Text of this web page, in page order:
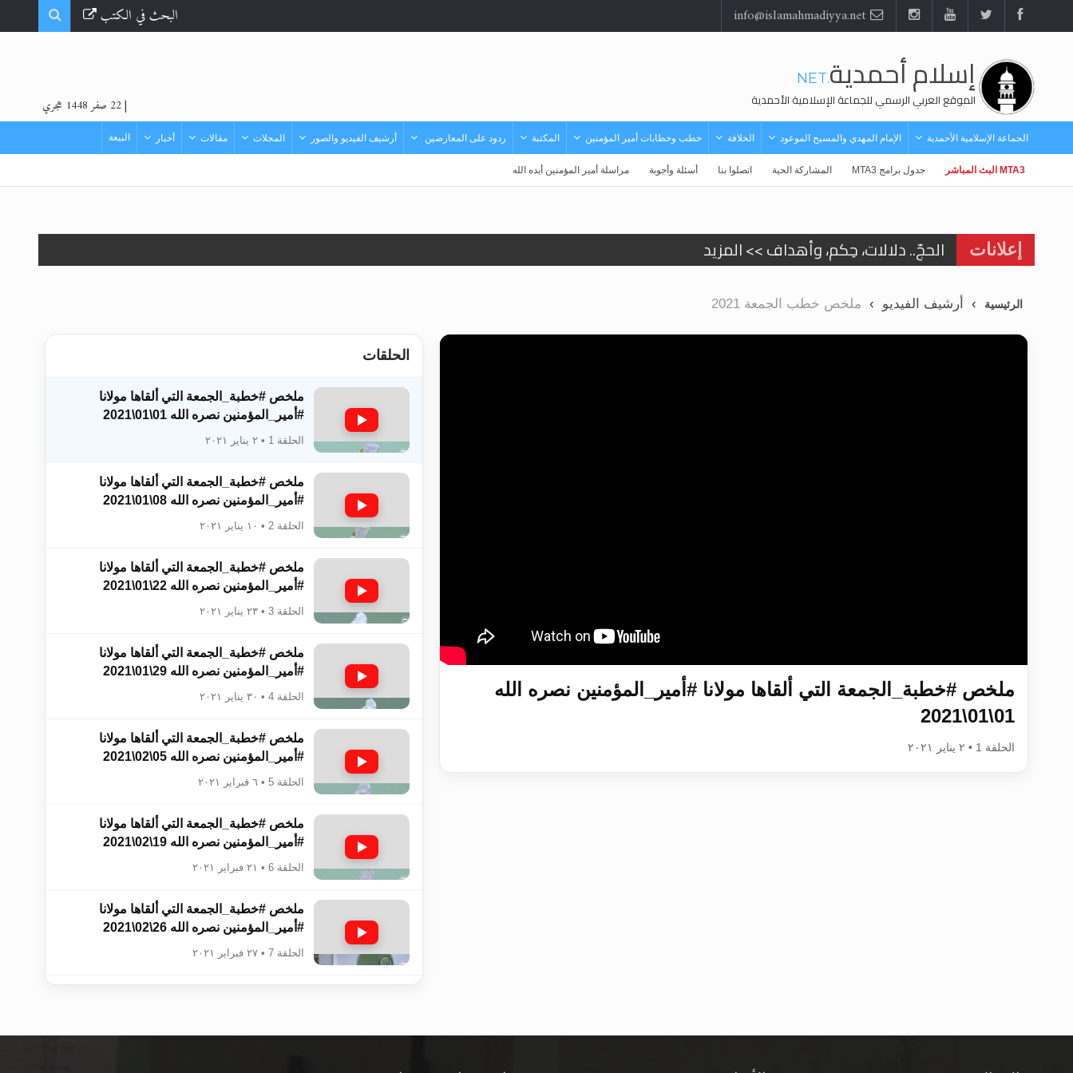
البحث في الكتب
إسلام أحمدية.NET
الموقع العربي الرسمي للجماعة الإسلامية الأحمدية |22 صفر 1448 هجري
الجماعة الإسلامية الأحمدية الإمام المهدي والمسيح الموعود الخلافة خطب وخطابات أمير المؤمنين المكتبة ردود على المعارضين أرشيف الفيديو والصور المجلات مقالات أخبار البيعة
MTA3 البث المباشر جدول برامج MTA3 المشاركة الحية اتصلوا بنا أسئلة وأجوبة مراسلة أمير المؤمنين أيده الله
إعلانات
الحجّ.. دلالات، حِكم، وأهداف >> المزيد
اقرأ هذا المقال في أهمية عيد الأضحى وأحكامه >> المزيد
إعلان هامّ بخصوص الرسائل المرسلة إلى حضرة امير المؤمنين أيده الله والمكتب العربي >> المزيد
الرئيسية أرشيف الفيديو ملخص خطب الجمعة 2021
ملخص #خطبة_الجمعة التي ألقاها مولانا #أمير_المؤمنين نصره الله
01\01\2021
الحلقة 1 • ٢ يناير ٢٠٢١
الحلقات
ملخص #خطبة_الجمعة التي ألقاها مولانا
#أمير_المؤمنين نصره الله 01\01\2021
الحلقة 1 • ٢ يناير ٢٠٢١
ملخص #خطبة_الجمعة التي ألقاها مولانا
#أمير_المؤمنين نصره الله 08\01\2021
الحلقة 2 • ١٠ يناير ٢٠٢١
ملخص #خطبة_الجمعة التي ألقاها مولانا
#أمير_المؤمنين نصره الله 22\01\2021
الحلقة 3 • ٢٣ يناير ٢٠٢١
ملخص #خطبة_الجمعة التي ألقاها مولانا
#أمير_المؤمنين نصره الله 29\01\2021
الحلقة 4 • ٣٠ يناير ٢٠٢١
ملخص #خطبة_الجمعة​ التي ألقاها مولانا
#أمير_المؤمنين​ نصره الله 05\02\2021
الحلقة 5 • ٦ فبراير ٢٠٢١
ملخص #خطبة_الجمعة​​​ التي ألقاها مولانا
#أمير_المؤمنين​​​ نصره الله 19\02\2021
الحلقة 6 • ٢١ فبراير ٢٠٢١
ملخص #خطبة_الجمعة​​​​ التي ألقاها مولانا
#أمير_المؤمنين​​​​ نصره الله 26\02\2021
الحلقة 7 • ٢٧ فبراير ٢٠٢١
الحلقة 8 • ٦ مارس ٢٠٢١